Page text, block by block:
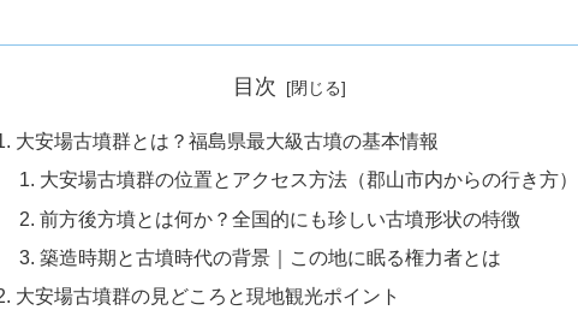
目次
大安場古墳群とは？福島県最大級古墳の基本情報
大安場古墳群の位置とアクセス方法（郡山市内からの行き方）
前方後方墳とは何か？全国的にも珍しい古墳形状の特徴
築造時期と古墳時代の背景｜この地に眠る権力者とは
大安場古墳群の見どころと現地観光ポイント